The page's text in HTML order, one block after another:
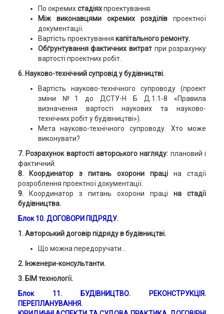
По окремихстадіяхпроектування.
Між виконавцями окремих розділів проектної
документації.
Вартість проектування капітального ремонту.
Обґрунтування фактичних витрат при розрахунку
вартості проектних робіт.
6. Науково-технічний супровід у будівництві.
Вартість науково-технічного супроводу (проект
зміни №1 до ДСТУ-Н Б Д.1.1-8 «Правила
визначення вартості наукових та науково-
технічних робіт у будівництві»).
Мета науково-технічного супроводу. Хто може
виконувати?
7. Розрахунок вартості авторського нагляду: плановий і
фактичний.
8. Координатор з питань охорони праціна стадії
розроблення проектної документації.
9.
Координатор з питань охорони праціна стадії
будівництва.
Блок 10. ДОГОВОРИ ПІДРЯДУ.
1. Авторський договір підряду в будівництві.
Що можна передоручати…
2. Інженери-консультанти.
3. БІМ технології.
Блок 11. БУДІВНИЦТВО. РЕКОНСТРУКЦІЯ.
ПЕРЕПЛАНУВАННЯ.